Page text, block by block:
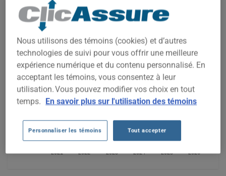
2021 2022 2023 2024 2025 2026
1 000$
1 200$
1 400$
1 600$
1 800$
Nous utilisons des témoins (cookies) et d’autres
technologies de suivi pour vous offrir une meilleure
expérience numérique et du contenu personnalisé. En
acceptant les témoins, vous consentez à leur
utilisation. Vous pouvez modifier vos choix en tout
temps. En savoir plus sur l'utilisation des témoins
Personnaliser les témoins Tout accepter